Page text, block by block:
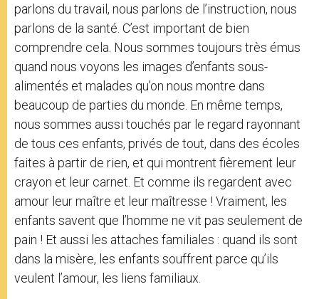
parlons du travail, nous parlons de l’instruction, nous
parlons de la santé. C’est important de bien
comprendre cela. Nous sommes toujours très émus
quand nous voyons les images d’enfants sous-
alimentés et malades qu’on nous montre dans
beaucoup de parties du monde. En même temps,
nous sommes aussi touchés par le regard rayonnant
de tous ces enfants, privés de tout, dans des écoles
faites à partir de rien, et qui montrent fièrement leur
crayon et leur carnet. Et comme ils regardent avec
amour leur maître et leur maîtresse ! Vraiment, les
enfants savent que l’homme ne vit pas seulement de
pain ! Et aussi les attaches familiales : quand ils sont
dans la misère, les enfants souffrent parce qu’ils
veulent l’amour, les liens familiaux.